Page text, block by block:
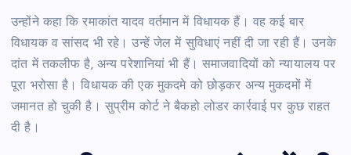
उन्होंने कहा कि रमाकांत यादव वर्तमान में विधायक हैं। वह कई बार
विधायक व सांसद भी रहे। उन्हें जेल में सुविधाएं नहीं दी जा रही हैं। उनके
दांत में तकलीफ है, अन्य परेशानियां भी हैं। समाजवादियों को न्यायालय पर
पूरा भरोसा है। विधायक की एक मुकदमे को छोड़कर अन्य मुकदमों में
जमानत हो चुकी है। सुप्रीम कोर्ट ने बैकहो लोडर कार्रवाई पर कुछ राहत
दी है।